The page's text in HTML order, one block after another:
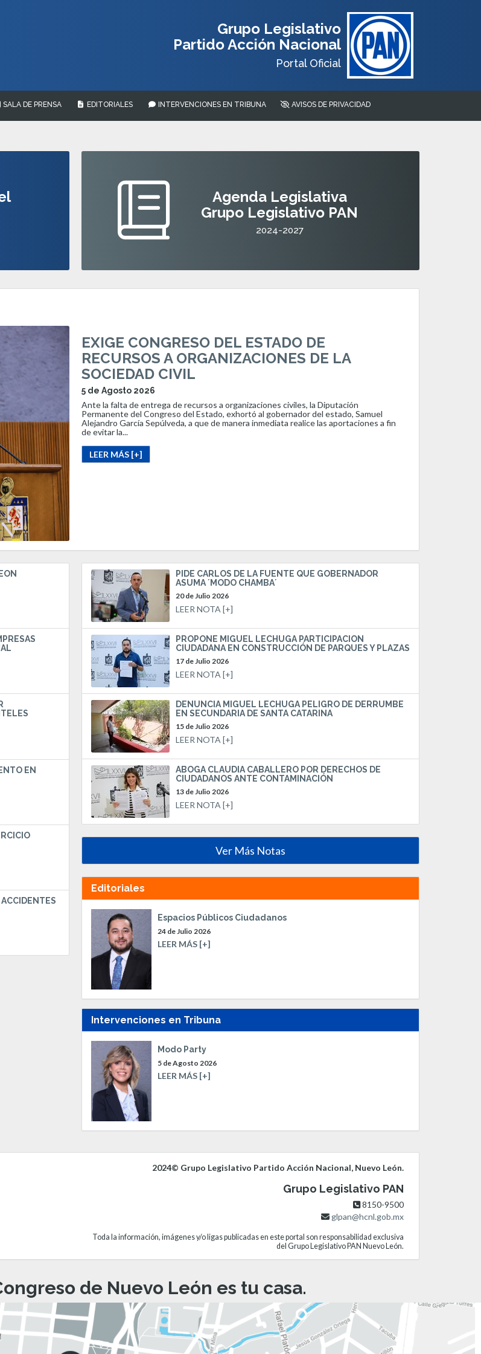
Grupo Legislativo
Partido Acción Nacional
Portal Oficial
SALA DE PRENSA EDITORIALES INTERVENCIONES EN TRIBUNA AVISOS DE PRIVACIDAD
Agenda Legislativa
Grupo Legislativo PAN
2024-2027
EXIGE CONGRESO DEL ESTADO DE
RECURSOS A ORGANIZACIONES DE LA
SOCIEDAD CIVIL
5 de Agosto 2026
Ante la falta de entrega de recursos a organizaciones civiles, la Diputación
Permanente del Congreso del Estado, exhortó al gobernador del estado, Samuel
Alejandro García Sepúlveda, a que de manera inmediata realice las aportaciones a fin
de evitar la...
LEER MÁS [+]
EN
PIDE CARLOS DE LA FUENTE QUE GOBERNADOR
ASUMA ´MODO CHAMBA´
20 de Julio 2026
LEER NOTA [+]
PROPONE MIGUEL LECHUGA PARTICIPACIÓN
CIUDADANA EN CONSTRUCCIÓN DE PARQUES Y PLAZAS
17 de Julio 2026
LEER NOTA [+]
DENUNCIA MIGUEL LECHUGA PELIGRO DE DERRUMBE
EN SECUNDARIA DE SANTA CATARINA
15 de Julio 2026
LEER NOTA [+]
ABOGA CLAUDIA CABALLERO POR DERECHOS DE
CIUDADANOS ANTE CONTAMINACIÓN
13 de Julio 2026
LEER NOTA [+]
Ver Más Notas
Editoriales
Espacios Públicos Ciudadanos
24 de Julio 2026
LEER MÁS [+]
Intervenciones en Tribuna
Modo Party
5 de Agosto 2026
LEER MÁS [+]
2024© Grupo Legislativo Partido Acción Nacional, Nuevo León.
Grupo Legislativo PAN
8150-9500
glpan@hcnl.gob.mx
Toda la información, imágenes y/o ligas publicadas en este portal son responsabilidad exclusiva
del Grupo Legislativo PAN Nuevo León.
de Nuevo León es tu casa.